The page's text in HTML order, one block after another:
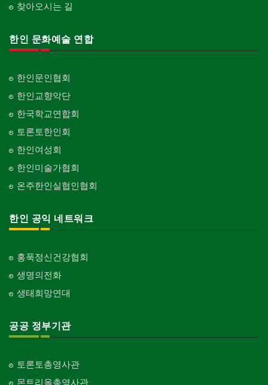
찾아오시는 길
한인 문화예술 연합
한인문인협회
한인교향악단
한국학교연합회
토론토한인회
한인여성회
한인미술가협회
온주한인실협인협회
한인 공익 네트워크
홍푹정신건강협회
생명의전화
생태희망연대
공공 정부기관
토론토총영사관
몬트리올총영사관